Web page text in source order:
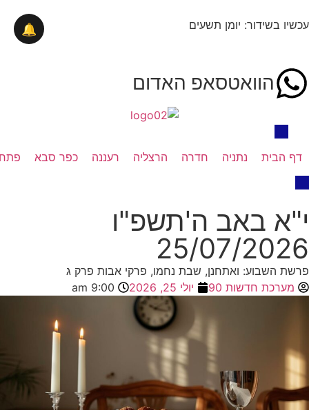
עכשיו בשידור: יומן תשעים
הוואטסאפ האדום
דף הבית נתניה חדרה הרצליה רעננה כפר סבא
י"א באב ה'תשפ"ו
25/07/2026
פרשת השבוע: ואתחנן, שבת נחמו, פרקי אבות פרק ג
מערכת חדשות 90
יולי 25, 2026 9:00 am
🔔